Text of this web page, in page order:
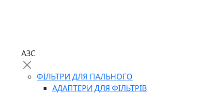
АЗС
ФІЛЬТРИ ДЛЯ ПАЛЬНОГО
АДАПТЕРИ ДЛЯ ФІЛЬТРІВ